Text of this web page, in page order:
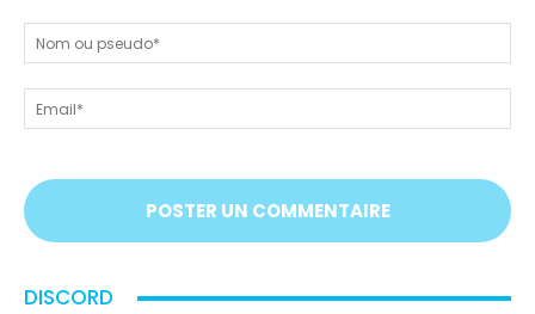
nous
tout
!
On
vous
;)
ou
DISCORD